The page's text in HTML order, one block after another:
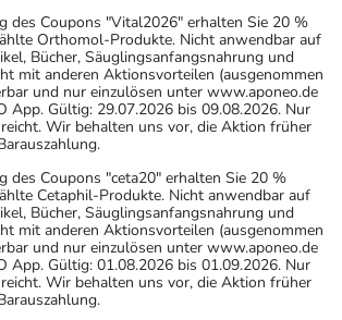
des Coupons "Vital2026" erhalten Sie 20 %
Orthomol-Produkte. Nicht anwendbar auf
Bücher, Säuglingsanfangsnahrung und
mit anderen Aktionsvorteilen (ausgenommen
und nur einzulösen unter www.aponeo.de
App. Gültig: 29.07.2026 bis 09.08.2026. Nur
Wir behalten uns vor, die Aktion früher
des Coupons "ceta20" erhalten Sie 20 %
Cetaphil-Produkte. Nicht anwendbar auf
Bücher, Säuglingsanfangsnahrung und
mit anderen Aktionsvorteilen (ausgenommen
und nur einzulösen unter www.aponeo.de
App. Gültig: 01.08.2026 bis 01.09.2026. Nur
Wir behalten uns vor, die Aktion früher